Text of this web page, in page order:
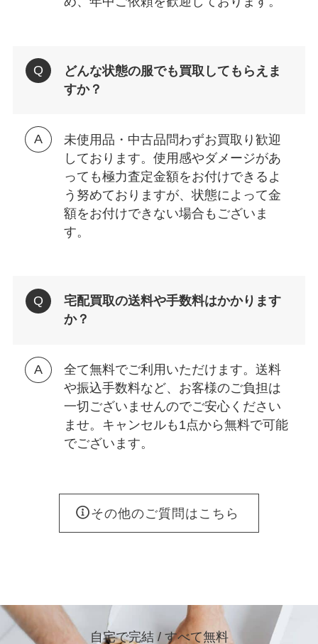
どんな状態の服でも買取してもらえま
すか？
未使用品・中古品問わずお買取り歓迎
しております。使用感やダメージがあ
っても極力査定金額をお付けできるよ
う努めておりますが、状態によって金
額をお付けできない場合もございま
す。
宅配買取の送料や手数料はかかります
か？
全て無料でご利用いただけます。送料
や振込手数料など、お客様のご負担は
一切ございませんのでご安心ください
ませ。キャンセルも1点から無料で可能
でございます。
その他のご質問はこちら
自宅で完結 / すべて無料